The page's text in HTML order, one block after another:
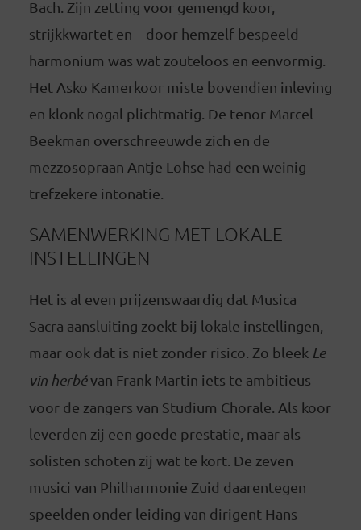
Bach. Zijn zetting voor gemengd koor,
strijkkwartet en – door hemzelf bespeeld –
harmonium was wat zouteloos en eenvormig.
Het Asko Kamerkoor miste bovendien inleving
en klonk nogal plichtmatig. De tenor Marcel
Beekman overschreeuwde zich en de
mezzosopraan Antje Lohse had een weinig
trefzekere intonatie.
SAMENWERKING MET LOKALE
INSTELLINGEN
Het is al even prijzenswaardig dat Musica
Sacra aansluiting zoekt bij lokale instellingen,
maar ook dat is niet zonder risico. Zo bleek Le
vin herbévan Frank Martin iets te ambitieus
voor de zangers van Studium Chorale. Als koor
leverden zij een goede prestatie, maar als
solisten schoten zij wat te kort. De zeven
musici van Philharmonie Zuid daarentegen
speelden onder leiding van dirigent Hans